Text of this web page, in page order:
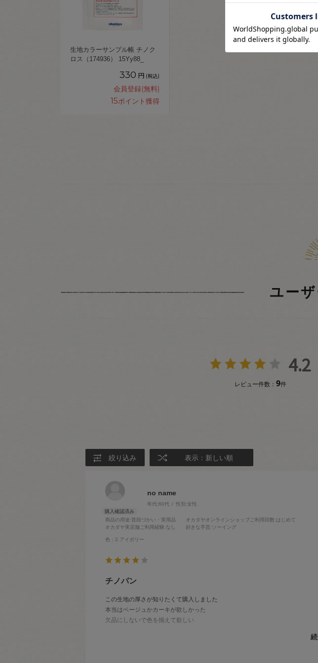
生地カラーサンプル帳 チノク
ロス（174936） 15Yy88_
330 円 (税込)
会員登録(無料)
15ポイント獲得
ユー
4.2
レビュー件数： 9件
絞り込み 表示：新しい順
no name
年代:60代 性別:女性
商品の用途:普段づかい・実用品 オカダヤオンラインショップご利用回数:はじめて
オカダヤ実店舗ご利用経験:なし 好きな手芸:ソーイング
色：2.アイボリー
チノパン
この生地の厚さが知りたくて購入しました
本当はベージュかカーキが欲しかった
欠品にしないで色を揃えて欲しい